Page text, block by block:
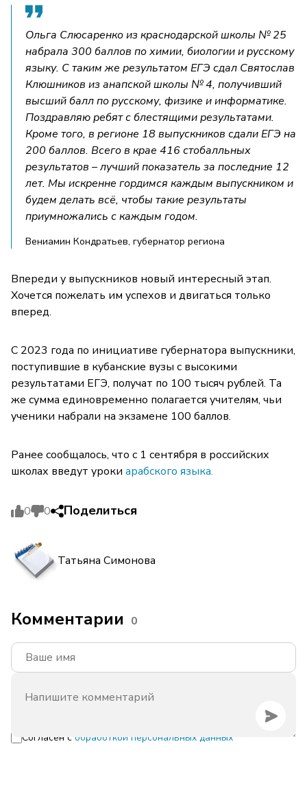
Ольга Слюсаренко из краснодарской школы № 25
набрала 300 баллов по химии, биологии и русскому
языку. С таким же результатом ЕГЭ сдал Святослав
Клюшников из анапской школы № 4, получивший
высший балл по русскому, физике и информатике.
Поздравляю ребят с блестящими результатами.
Кроме того, в регионе 18 выпускников сдали ЕГЭ на
200 баллов. Всего в крае 416 стобалльных
результатов – лучший показатель за последние 12
лет. Мы искренне гордимся каждым выпускником и
будем делать всё, чтобы такие результаты
приумножались с каждым годом.
Вениамин Кондратьев, губернатор региона
Впереди у выпускников новый интересный этап.
Хочется пожелать им успехов и двигаться только
вперед.
С 2023 года по инициативе губернатора выпускники,
поступившие в кубанские вузы с высокими
результатами ЕГЭ, получат по 100 тысяч рублей. Та
же сумма единовременно полагается учителям, чьи
ученики набрали на экзамене 100 баллов.
Ранее сообщалось, что с 1 сентября в российских
школах введут уроки арабского языка.
0 0 Поделиться
Татьяна Симонова
Комментарии 0
Согласен с обработкой персональных данных